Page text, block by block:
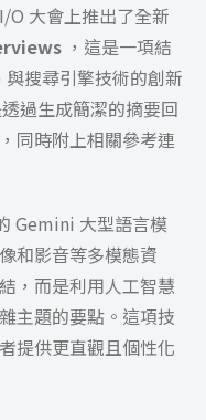
大會上推出了全新
，這是一項結
搜尋引擎技術的創新
過生成簡潔的摘要回
同時附上相關參考連
Gemini 大型語言模
和影音等多模態資
，而是利用人工智慧
主題的要點。這項技
提供更直觀且個性化